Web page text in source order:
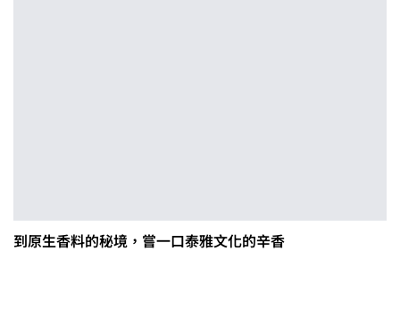
到原生香料的秘境，嘗一口泰雅文化的辛香